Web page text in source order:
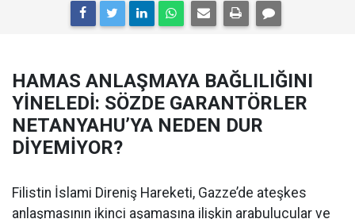
HAMAS ANLAŞMAYA BAĞLILIĞINI
YİNELEDİ: SÖZDE GARANTÖRLER
NETANYAHU’YA NEDEN DUR
DİYEMİYOR?
Filistin İslami Direniş Hareketi, Gazze’de ateşkes
anlaşmasının ikinci aşamasına ilişkin arabulucular ve